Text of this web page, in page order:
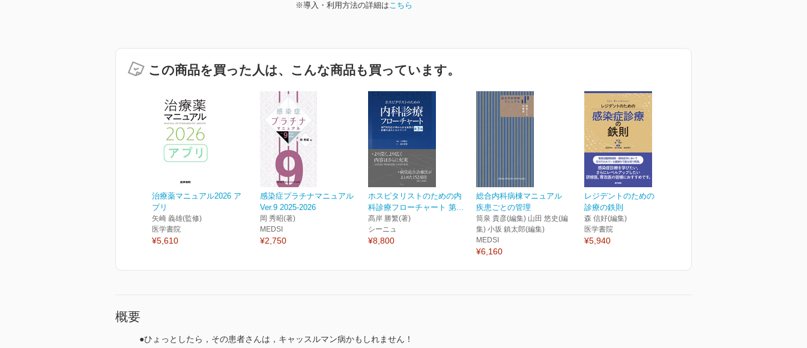
※導入・利用方法の詳細はこちら
この商品を買った人は、こんな商品も買っています。
治療薬マニュアル2026 ア
プリ
矢崎 義雄(監修)
医学書院
¥5,610
感染症プラチナマニュアル
Ver.9 2025-2026
岡 秀昭(著)
MEDSI
¥2,750
ホスピタリストのための内
科診療フローチャート 第...
髙岸 勝繁(著)
シーニュ
¥8,800
総合内科病棟マニュアル
疾患ごとの管理
筒泉 貴彦(編集) 山田 悠史(編
集) 小坂 鎮太郎(編集)
MEDSI
¥6,160
レジデントのための感染症
診療の鉄則
森 信好(編集)
医学書院
¥5,940
概要
●ひょっとしたら，その患者さんは，キャッスルマン病かもしれません！